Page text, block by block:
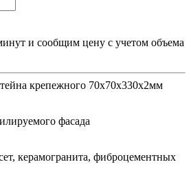
и сообщим цену с учетом объема
крепежного 70х70х330х2мм
фасада
керамогранита, фиброцементных